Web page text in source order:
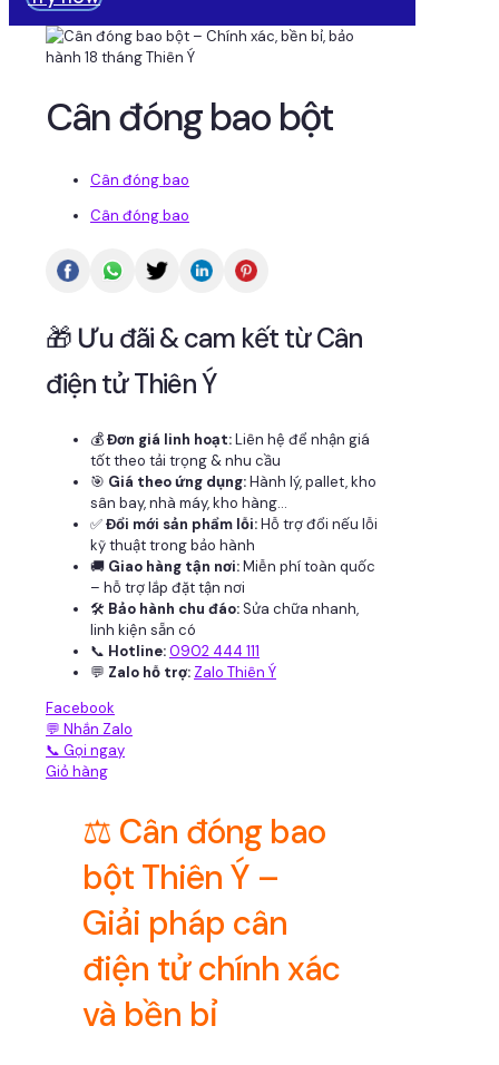
Cân đóng bao bột
Cân đóng bao
Cân đóng bao
🎁 Ưu đãi & cam kết từ Cân
điện tử Thiên Ý
💰Đơn giá linh hoạt:Liên hệ để nhận giá
tốt theo tải trọng & nhu cầu
🎯 Giá theo ứng dụng:Hành lý, pallet, kho
sân bay, nhà máy, kho hàng...
✅Đổi mới sản phẩm lỗi:Hỗ trợ đổi nếu lỗi
kỹ thuật trong bảo hành
🚚 Giao hàng tận nơi:Miễn phí toàn quốc
– hỗ trợ lắp đặt tận nơi
🛠 Bảo hành chu đáo:Sửa chữa nhanh,
linh kiện sẵn có
📞 Hotline:0902 444 111
💬 Zalo hỗ trợ: Zalo Thiên Ý
Facebook
💬 Nhắn Zalo
📞 Gọi ngay
Giỏ hàng
⚖️ Cân đóng bao
bột Thiên Ý –
Giải pháp cân
điện tử chính xác
và bền bỉ